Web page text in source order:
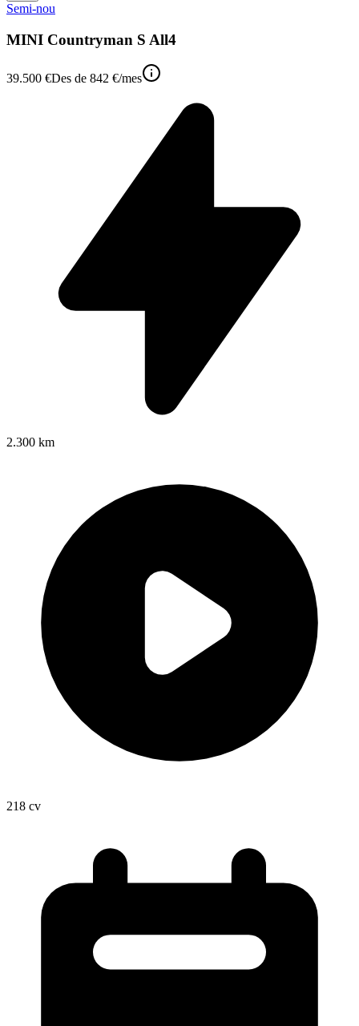
Semi-nou
MINI Countryman S All4
39.500 €Des de 842 €/mes
2.300 km
218 cv